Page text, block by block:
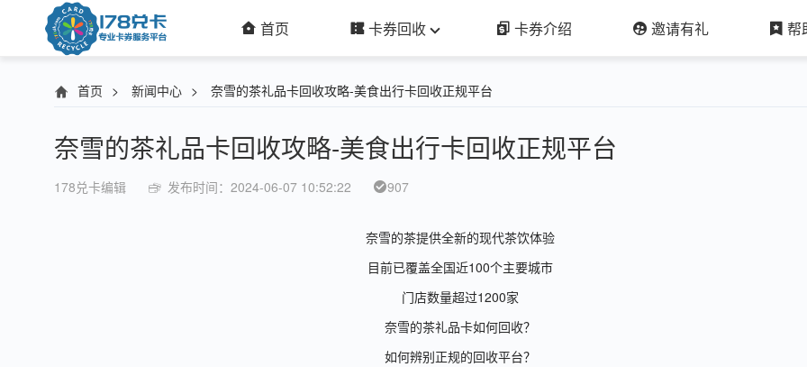
首页 卡券回收 卡券介绍 邀请有礼 帮
首页 > 新闻中心 > 奈雪的茶礼品卡回收攻略-美食出行卡回收正规平台
奈雪的茶礼品卡回收攻略-美食出行卡回收正规平台
178兑卡编辑 发布时间：2024-06-07 10:52:22 907
奈雪的茶提供全新的现代茶饮体验
目前已覆盖全国近100个主要城市
门店数量超过1200家
奈雪的茶礼品卡如何回收？
如何辨别正规的回收平台？